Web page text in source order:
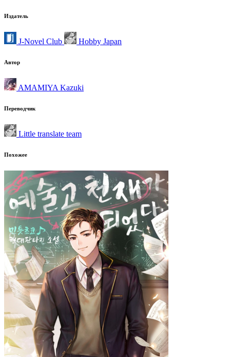
Издатель
J-Novel Club Hobby Japan
Автор
AMAMIYA Kazuki
Переводчик
Little translate team
Похожее